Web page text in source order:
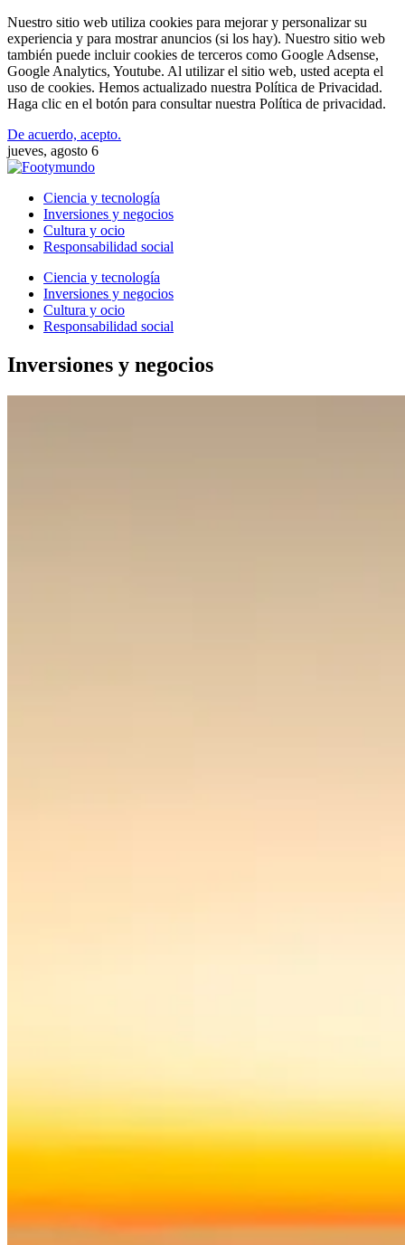
Nuestro sitio web utiliza cookies para mejorar y personalizar su
experiencia y para mostrar anuncios (si los hay). Nuestro sitio web
también puede incluir cookies de terceros como Google Adsense,
Google Analytics, Youtube. Al utilizar el sitio web, usted acepta el
uso de cookies. Hemos actualizado nuestra Política de Privacidad.
Haga clic en el botón para consultar nuestra Política de privacidad.
De acuerdo, acepto.
jueves, agosto 6
Ciencia y tecnología
Inversiones y negocios
Cultura y ocio
Responsabilidad social
Ciencia y tecnología
Inversiones y negocios
Cultura y ocio
Responsabilidad social
Inversiones y negocios